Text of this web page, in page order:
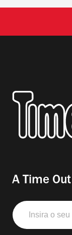
A Time
Insira
o
seu